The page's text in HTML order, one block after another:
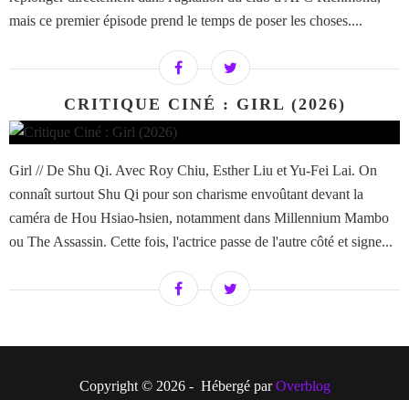
mais ce premier épisode prend le temps de poser les choses....
CRITIQUE CINÉ : GIRL (2026)
Girl // De Shu Qi. Avec Roy Chiu, Esther Liu et Yu-Fei Lai. On
connaît surtout Shu Qi pour son charisme envoûtant devant la
caméra de Hou Hsiao-hsien, notamment dans Millennium Mambo
ou The Assassin. Cette fois, l'actrice passe de l'autre côté et signe...
Copyright © 2026 - Hébergé parOverblog